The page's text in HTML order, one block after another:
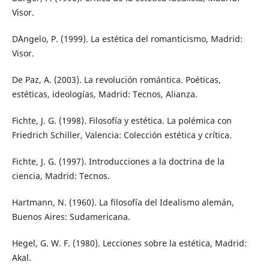
Visor.
D`Angelo, P. (1999). La estética del romanticismo, Madrid:
Visor.
De Paz, A. (2003). La revolución romántica. Poéticas,
estéticas, ideologías, Madrid: Tecnos, Alianza.
Fichte, J. G. (1998). Filosofía y estética. La polémica con
Friedrich Schiller, Valencia: Colección estética y crítica.
Fichte, J. G. (1997). Introducciones a la doctrina de la
ciencia, Madrid: Tecnos.
Hartmann, N. (1960). La filosofía del Idealismo alemán,
Buenos Aires: Sudamericana.
Hegel, G. W. F. (1980). Lecciones sobre la estética, Madrid:
Akal.